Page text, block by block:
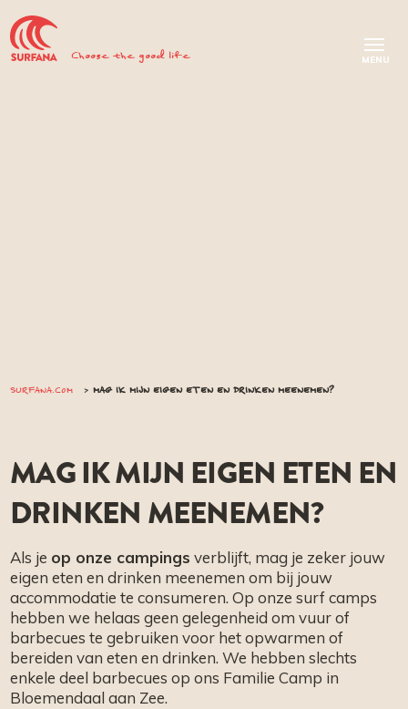
Choose the good life
SURFANA.COM MAG IK MIJN EIGEN ETEN EN DRINKEN MEENEMEN?
MAG IK MIJN EIGEN ETEN EN
DRINKEN MEENEMEN?
Als je op onze campings verblijft, mag je zeker jouw
eigen eten en drinken meenemen om bij jouw
accommodatie te consumeren. Op onze surf camps
hebben we helaas geen gelegenheid om vuur of
barbecues te gebruiken voor het opwarmen of
bereiden van eten en drinken. We hebben slechts
enkele deel barbecues op ons Familie Camp in
Bloemendaal aan Zee.